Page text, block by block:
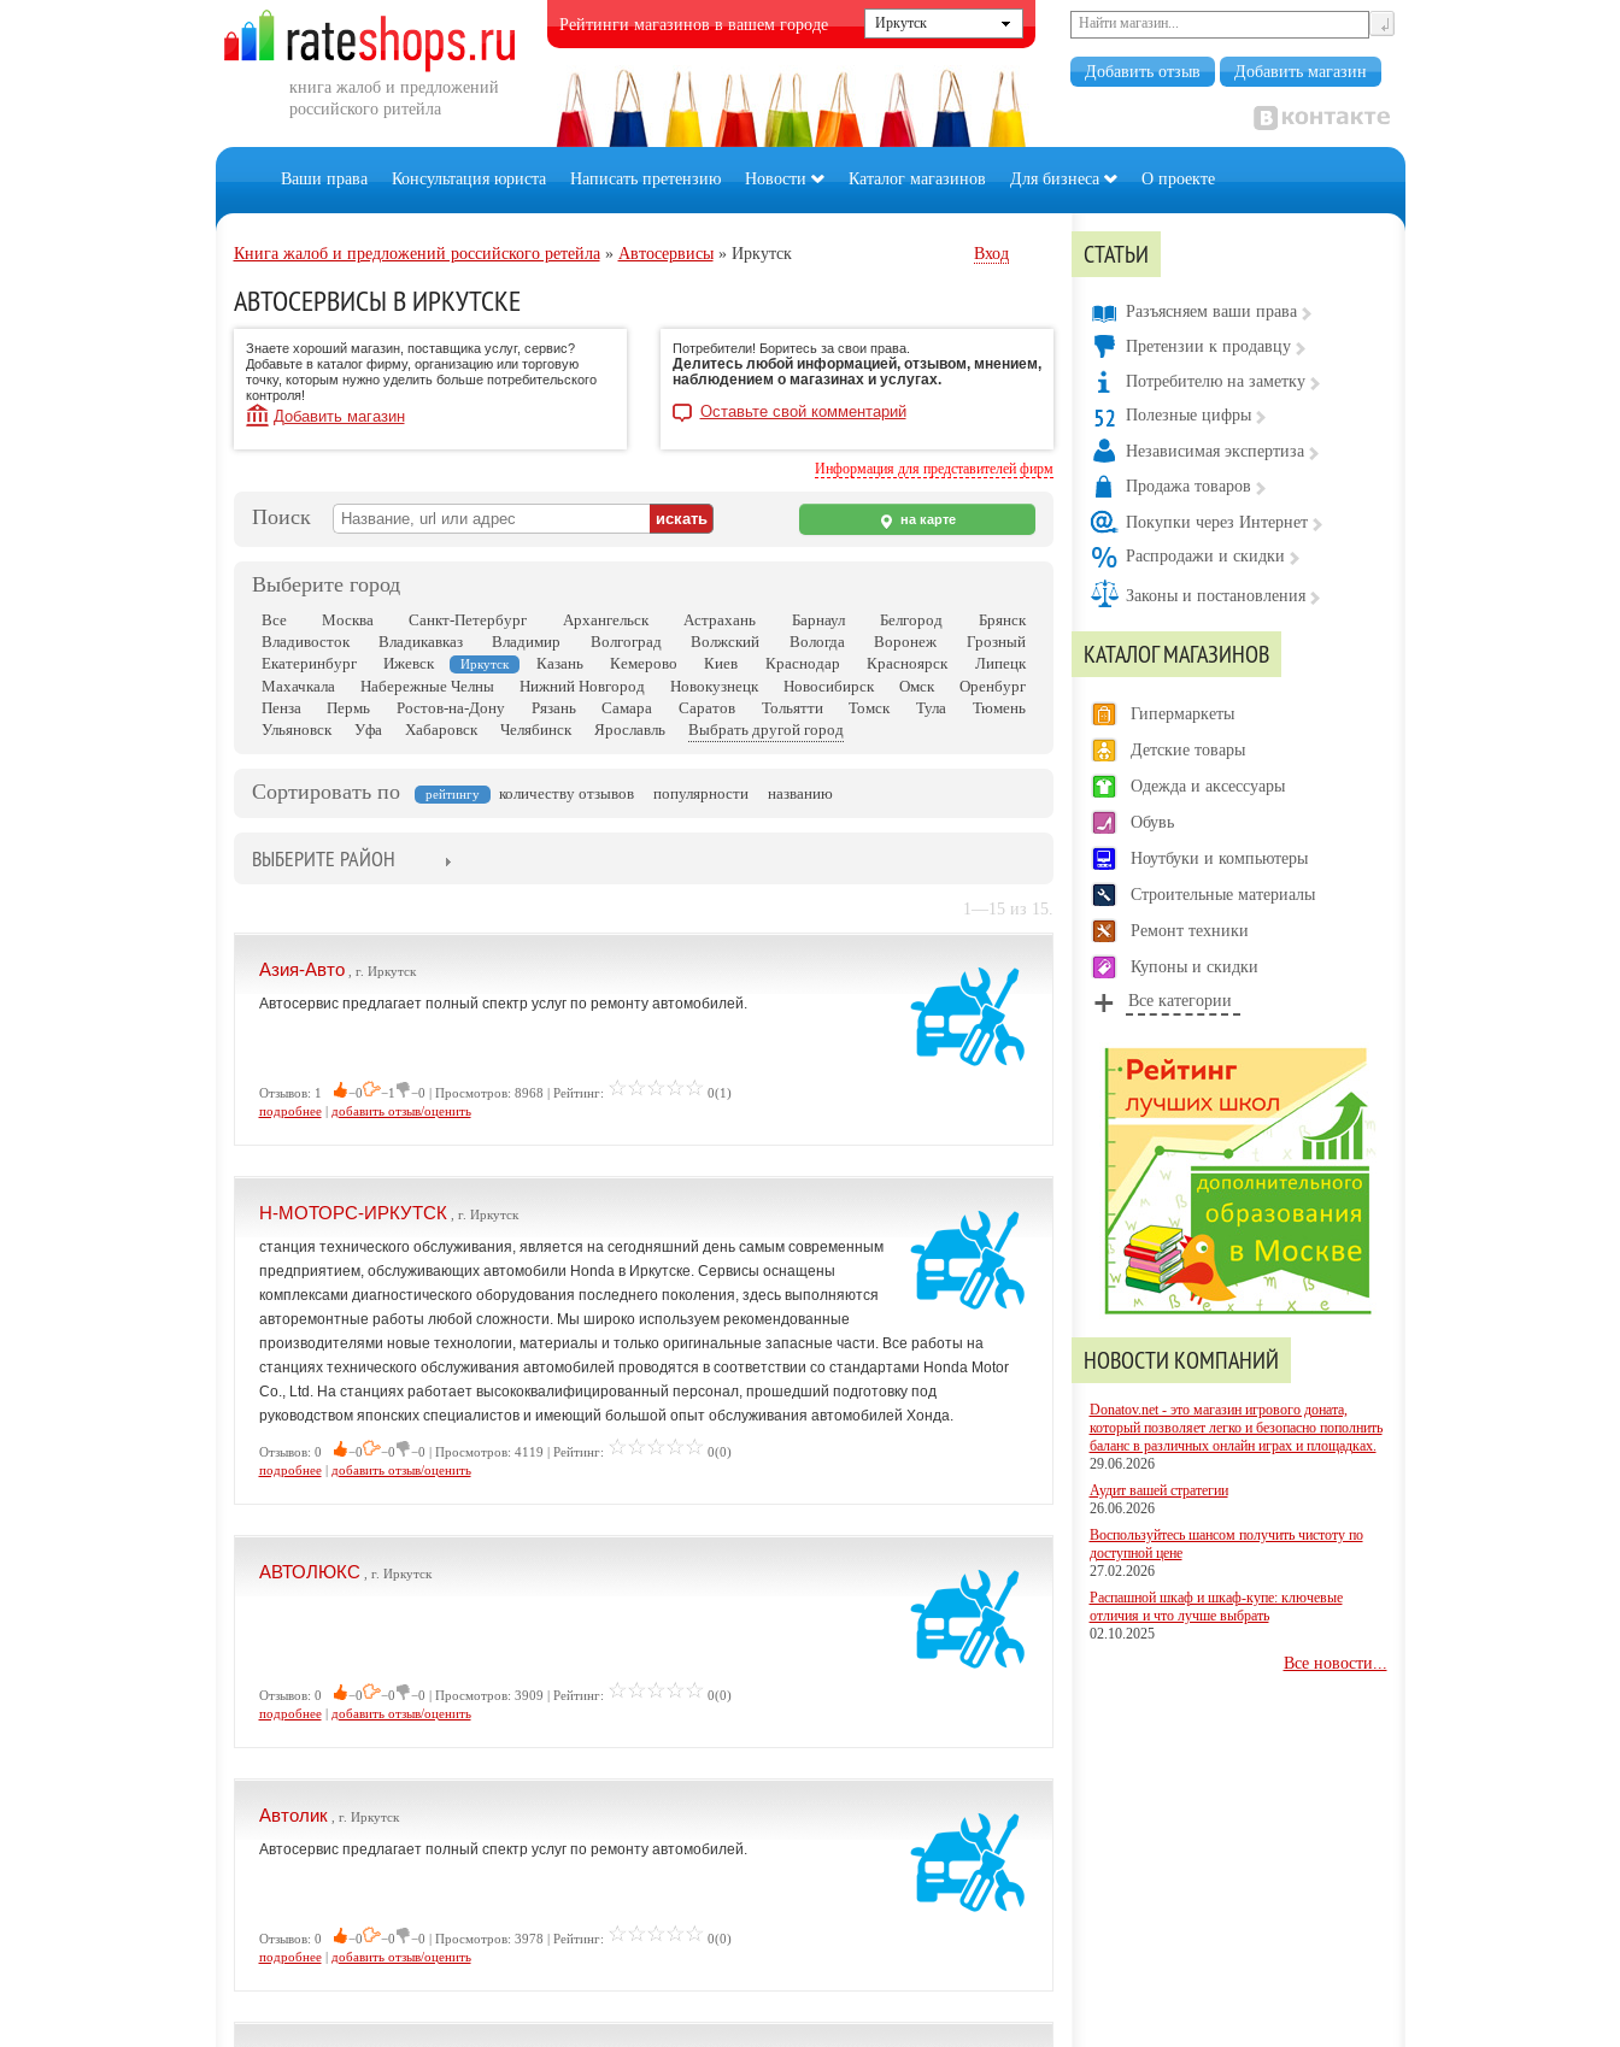
книга жалоб и предложений
российского ритейла
Рейтинги магазинов в вашем городе
Добавить отзыв Добавить магазин
Ваши права Консультация юриста Написать претензию Новости Каталог магазинов Для бизнеса О проекте
Книга жалоб и предложений российского ретейла» Автосервисы» Иркутск Вход
АВТОСЕРВИСЫ В ИРКУТСКЕ
Знаете хороший магазин, поставщика услуг, сервис?
Добавьте в каталог фирму, организацию или торговую
точку, которым нужно уделить больше потребительского
контроля!
Добавить магазин
Потребители! Боритесь за свои права.
Делитесь любой информацией, отзывом, мнением,
наблюдением о магазинах и услугах.
Оставьте свой комментарий
Информация для представителей фирм
Поиск на карте
Выберите город
Все Москва Санкт-Петербург Архангельск Астрахань Барнаул Белгород
Брянск
Владивосток
Владикавказ Владимир Волгоград Волжский Вологда Воронеж
Грозный
Екатеринбург
Ижевск Иркутск Казань Кемерово Киев Краснодар Красноярск
Липецк
Махачкала
Набережные Челны Нижний Новгород Новокузнецк Новосибирск Омск
Оренбург
Пенза
Пермь Ростов-на-Дону Рязань Самара Саратов Тольятти Томск Тула
Тюмень
Ульяновск
Уфа Хабаровск Челябинск Ярославль Выбрать другой город
Сортировать по рейтингу количеству отзывов популярности названию
ВЫБЕРИТЕ РАЙОН
1—15 из 15.
Азия-Авто, г. Иркутск
Автосервис предлагает полный спектр услуг по ремонту автомобилей.
Отзывов: 1 −0 −1 −0 | Просмотров: 8968 | Рейтинг:
0(1)
подробнее| добавить отзыв/оценить
Н-МОТОРС-ИРКУТСК , г. Иркутск
станция технического обслуживания, является на сегодняшний день самым современным
предприятием, обслуживающих автомобили Honda в Иркутске. Сервисы оснащены
комплексами диагностического оборудования последнего поколения, здесь выполняются
авторемонтные работы любой сложности. Мы широко используем рекомендованные
производителями новые технологии, материалы и только оригинальные запасные части. Все работы на
станциях технического обслуживания автомобилей проводятся в соответствии со стандартами Honda Motor
Co., Ltd. На станциях работает высококвалифицированный персонал, прошедший подготовку под
руководством японских специалистов и имеющий большой опыт обслуживания автомобилей Хонда.
Отзывов: 0 −0 −0 −0 | Просмотров: 4119 | Рейтинг:
0(0)
подробнее| добавить отзыв/оценить
АВТОЛЮКС , г. Иркутск
Отзывов: 0 −0 −0 −0 | Просмотров: 3909 | Рейтинг:
0(0)
подробнее| добавить отзыв/оценить
Автолик, г. Иркутск
Автосервис предлагает полный спектр услуг по ремонту автомобилей.
Отзывов: 0 −0 −0 −0 | Просмотров: 3978 | Рейтинг:
0(0)
подробнее| добавить отзыв/оценить
СТАТЬИ
Разъясняем ваши права
Претензии к продавцу
Потребителю на заметку
Полезные цифры
Независимая экспертиза
Продажа товаров
Покупки через Интернет
Распродажи и скидки
Законы и постановления
КАТАЛОГ МАГАЗИНОВ
Гипермаркеты
Детские товары
Одежда и аксессуары
Обувь
Ноутбуки и компьютеры
Строительные материалы
Ремонт техники
Купоны и скидки
Все категории
НОВОСТИ КОМПАНИЙ
Donatov.net - это магазин игрового доната,
который позволяет легко и безопасно пополнить
баланс в различных онлайн играх и площадках.
29.06.2026
Аудит вашей стратегии
26.06.2026
Воспользуйтесь шансом получить чистоту по
доступной цене
27.02.2026
Распашной шкаф и шкаф-купе: ключевые
отличия и что лучше выбрать
02.10.2025
Все новости...